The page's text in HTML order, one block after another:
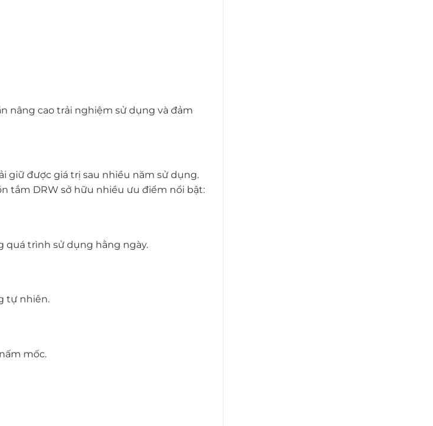
nâng cao trải nghiệm sử dụng và đảm
giữ được giá trị sau nhiều năm sử dụng.
tắm DRW sở hữu nhiều ưu điểm nổi bật:
quá trình sử dụng hằng ngày.
tự nhiên.
mốc.